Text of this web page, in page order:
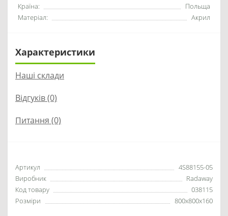
Країна:
Польща
Матеріал:
Акрил
Характеристики
Наші склади
Відгуків (0)
Питання (0)
Артикул
4S88155-05
Виробник
Radaway
Код товару
038115
Розміри
800x800x160